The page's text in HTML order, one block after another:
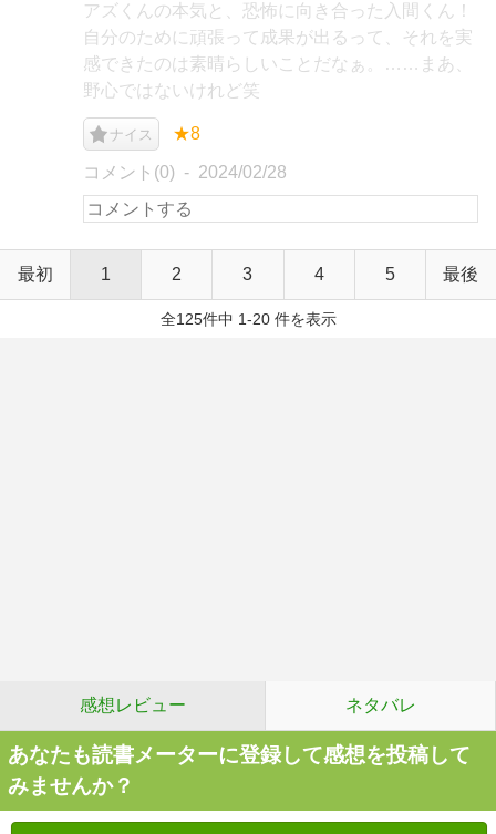
アズくんの本気と、恐怖に向き合った入間くん！
自分のために頑張って成果が出るって、それを実
感できたのは素晴らしいことだなぁ。……まあ、
野心ではないけれど笑
ナイス ★8
コメント(0) 2024/02/28
最初 1 2 3 4 5 最後
全125件中 1-20 件を表示
感想レビュー ネタバレ
あなたも読書メーターに登録して感想を投稿して
みませんか？